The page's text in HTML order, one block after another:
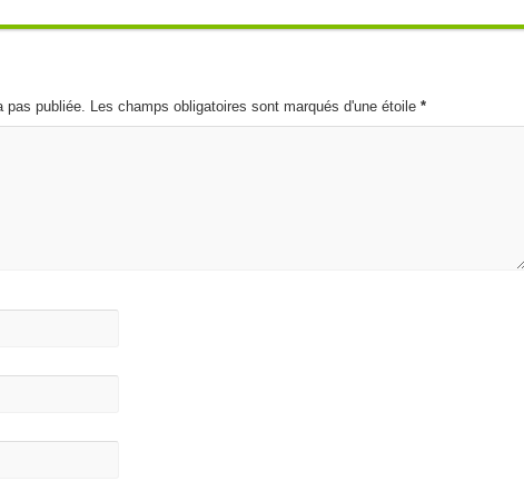
pas publiée. Les champs obligatoires sont marqués d'une étoile *